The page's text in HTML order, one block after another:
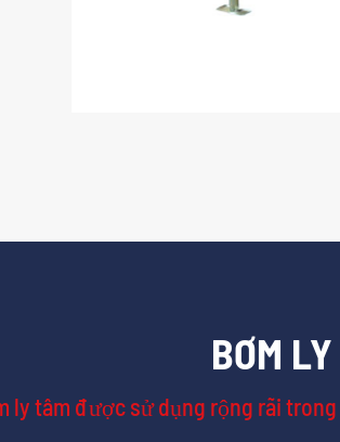
BƠM
ly tâm được sử dụng rộng rãi